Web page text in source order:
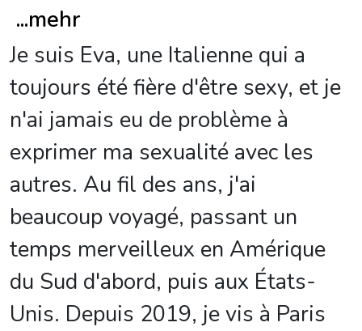
...mehr
Je suis Eva, une Italienne qui a
toujours été fière d'être sexy, et je
n'ai jamais eu de problème à
exprimer ma sexualité avec les
autres. Au fil des ans, j'ai
beaucoup voyagé, passant un
temps merveilleux en Amérique
du Sud d'abord, puis aux États-
Unis. Depuis 2019, je vis à Paris